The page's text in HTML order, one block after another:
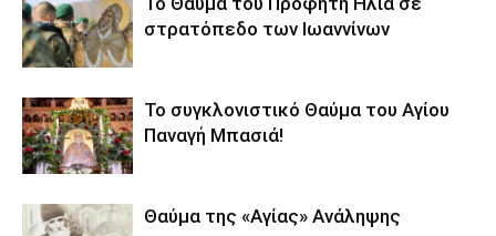
στρατόπεδο των Ιωαννίνων
Το συγκλονιστικό Θαύμα του Αγίου
Παναγή Μπασιά!
Θαύμα της «Αγίας» Ανάληψης